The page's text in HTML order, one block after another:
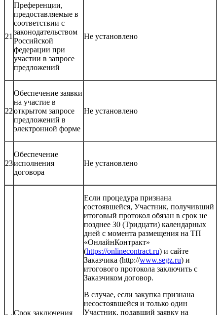
21
Преференции,
предоставляемые в
соответствии с
законодательством
Российской
федерации при
участии в запросе
предложений
Не установлено
22
Обеспечение заявки
на участие в
открытом запросе
предложений в
электронной форме
Не установлено
23
Обеспечение
исполнения
договора
Не установлено
Срок заключения
Если процедура признана
состоявшейся, Участник, получивший
итоговый протокол обязан в срок не
позднее 30 (Тридцати) календарных
дней с момента размещения на ТП
«ОнлайнКонтракт»
(https://onlinecontract.ru) и сайте
Заказчика (http://www.segz.ru) и
итогового протокола заключить с
Заказчиком договор.
В случае, если закупка признана
несостоявшейся и только один
Участник, подавший заявку на